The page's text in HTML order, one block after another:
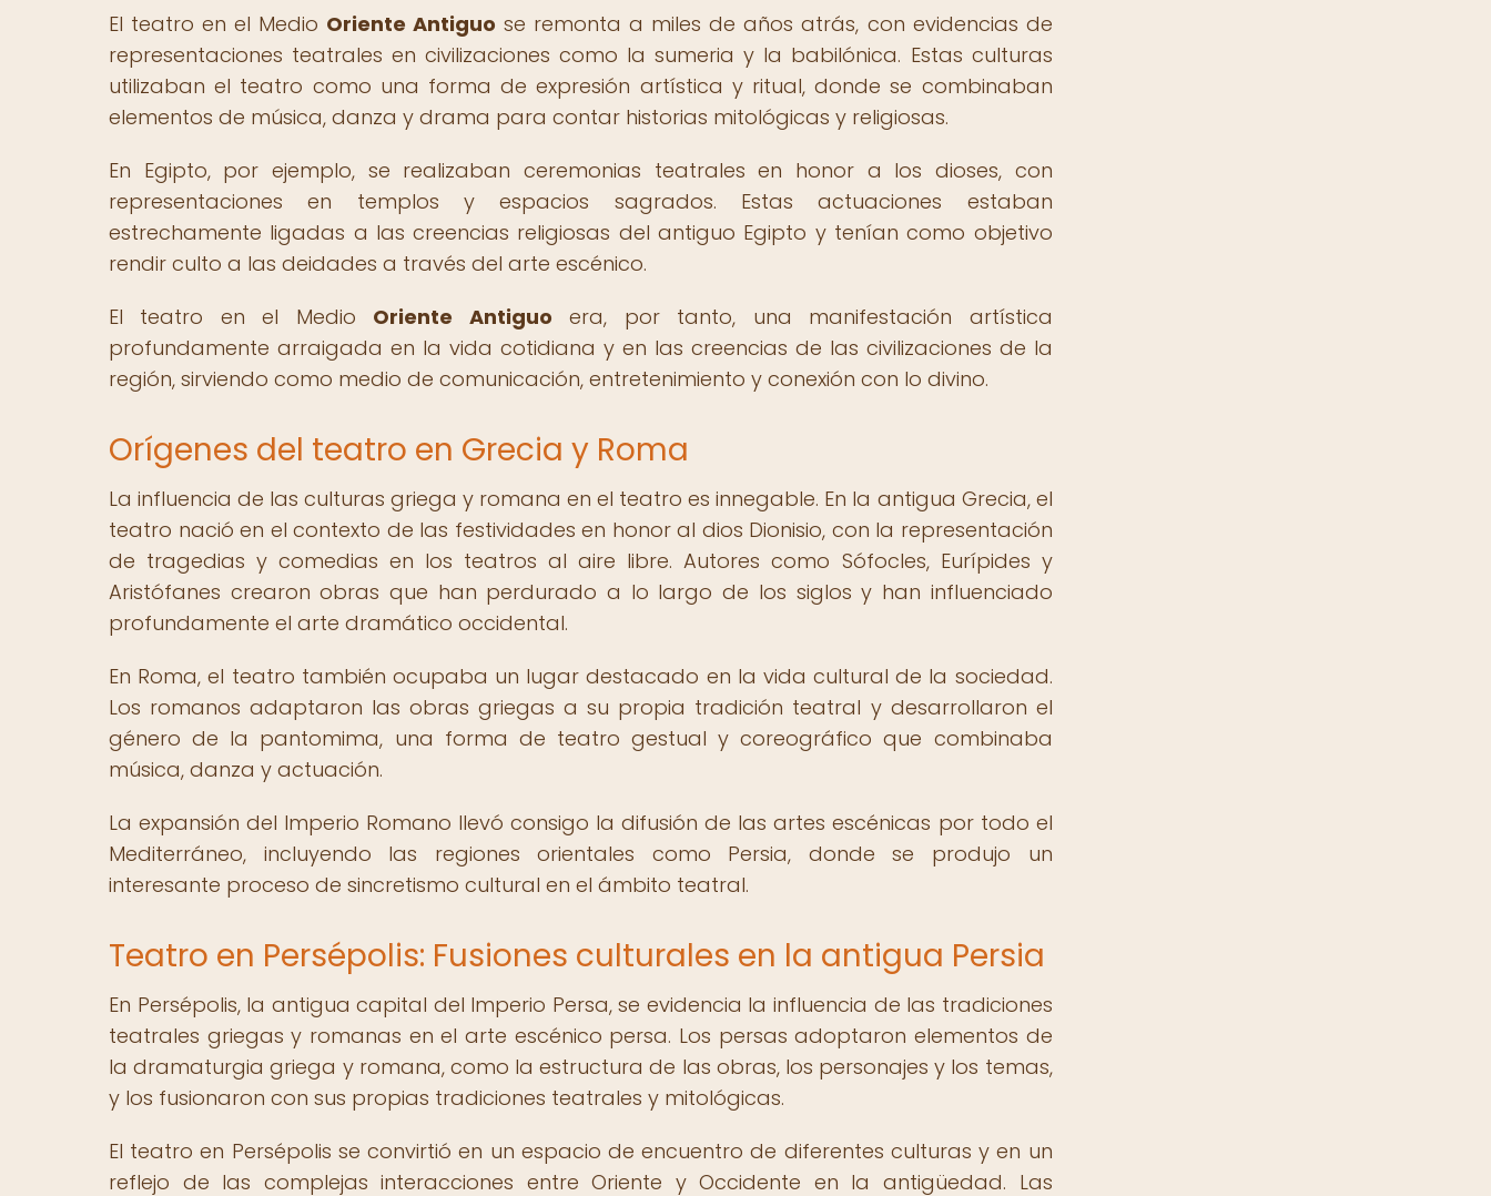
El teatro en el Medio Oriente Antiguo se remonta a miles de años atrás, con evidencias de
representaciones teatrales en civilizaciones como la sumeria y la babilónica. Estas culturas
utilizaban el teatro como una forma de expresión artística y ritual, donde se combinaban
elementos de música, danza y drama para contar historias mitológicas y religiosas.
En Egipto, por ejemplo, se realizaban ceremonias teatrales en honor a los dioses, con
representaciones en templos y espacios sagrados. Estas actuaciones estaban
estrechamente ligadas a las creencias religiosas del antiguo Egipto y tenían como objetivo
rendir culto a las deidades a través del arte escénico.
El teatro en el Medio Oriente Antiguo era, por tanto, una manifestación artística
profundamente arraigada en la vida cotidiana y en las creencias de las civilizaciones de la
región, sirviendo como medio de comunicación, entretenimiento y conexión con lo divino.
Orígenes del teatro en Grecia y Roma
La influencia de las culturas griega y romana en el teatro es innegable. En la antigua Grecia, el
teatro nació en el contexto de las festividades en honor al dios Dionisio, con la representación
de tragedias y comedias en los teatros al aire libre. Autores como Sófocles, Eurípides y
Aristófanes crearon obras que han perdurado a lo largo de los siglos y han influenciado
profundamente el arte dramático occidental.
En Roma, el teatro también ocupaba un lugar destacado en la vida cultural de la sociedad.
Los romanos adaptaron las obras griegas a su propia tradición teatral y desarrollaron el
género de la pantomima, una forma de teatro gestual y coreográfico que combinaba
música, danza y actuación.
La expansión del Imperio Romano llevó consigo la difusión de las artes escénicas por todo el
Mediterráneo, incluyendo las regiones orientales como Persia, donde se produjo un
interesante proceso de sincretismo cultural en el ámbito teatral.
Teatro en Persépolis: Fusiones culturales en la antigua Persia
En Persépolis, la antigua capital del Imperio Persa, se evidencia la influencia de las tradiciones
teatrales griegas y romanas en el arte escénico persa. Los persas adoptaron elementos de
la dramaturgia griega y romana, como la estructura de las obras, los personajes y los temas,
y los fusionaron con sus propias tradiciones teatrales y mitológicas.
El teatro en Persépolis se convirtió en un espacio de encuentro de diferentes culturas y en un
reflejo de las complejas interacciones entre Oriente y Occidente en la antigüedad. Las